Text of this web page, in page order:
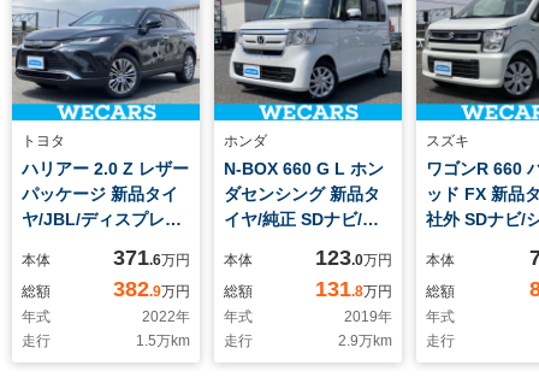
トヨタ
ハリアー 2.0 Z レザー
パッケージ 新品タイ
ヤ/JBL/ディスプレイ
タルインナーミラー/
衝突安全装置/シート
ヒーター/車線逸脱防
止支援システム/シー
ト 合皮/電動バックド
本体 371.6万円
総額
382.9万円
年式
2022年
走行
1.5万km
ホンダ
N-BOX 660 G L ホン
ダセンシング 新品タ
イヤ/純正 SDナビ/ホ
スライドドア/ドライ
ブレコーダー 純正/ヘ
ッドランプ LED/USB
ジャック/Bluetooth
接続/ETC/EBD付ABS/
本体 123.0万円
総額
131.8万円
年式
2019年
走行
2.9万km
スズキ
ワゴンR 660
ッド FX 新品
社外 SDナビ/
席/Bluetooth
続/EBD付
防止装置/アイ
グストップ/ワ
TV/エアバッ
本体
総額
年式
走行